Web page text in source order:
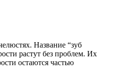
Название “зуб
растут без проблем. Их
остаются частью